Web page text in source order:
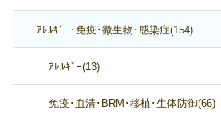
ｱﾚﾙｷﾞｰ･免疫･微生物･感染症(154)
ｱﾚﾙｷﾞｰ(13)
免疫･血清･BRM･移植･生体防御(66)